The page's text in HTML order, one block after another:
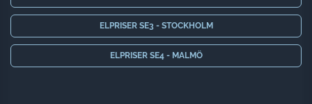
ELPRISER SE3 - STOCKHOLM
ELPRISER SE4 - MALMÖ